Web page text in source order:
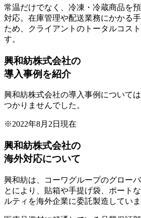
常温だけでなく、冷凍・冷蔵商品を
対応。在庫管理や配送業務にかかる
ため、クライアントのトータルコス
す。
興和紡株式会社の
導入事例を紹介
興和紡株式会社の導入事例について
つかりませんでした。
※2022年8月2日現在
興和紡株式会社の
海外対応について
興和紡は、コーワグループのグロー
とにより、貼箱や手提げ袋、ポート
ルティを海外企業に委託製造していま